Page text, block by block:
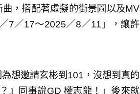
，搭配著虛擬的街景圖以及MV
7／17～2025／8／11」，讓許
想邀請玄彬到101，沒想到真的
』同事說GD 權志龍！」後來就